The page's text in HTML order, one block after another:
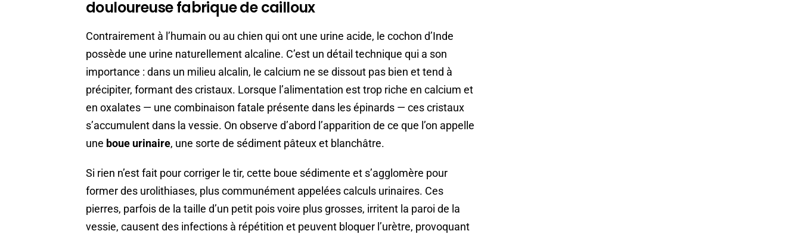
douloureuse fabrique de cailloux
Contrairement à l’humain ou au chien qui ont une urine acide, le cochon d’Inde
possède une urine naturellement alcaline. C’est un détail technique qui a son
importance : dans un milieu alcalin, le calcium ne se dissout pas bien et tend à
précipiter, formant des cristaux. Lorsque l’alimentation est trop riche en calcium et
en oxalates — une combinaison fatale présente dans les épinards — ces cristaux
s’accumulent dans la vessie. On observe d’abord l’apparition de ce que l’on appelle
une boue urinaire, une sorte de sédiment pâteux et blanchâtre.
Si rien n’est fait pour corriger le tir, cette boue sédimente et s’agglomère pour
former des urolithiases, plus communément appelées calculs urinaires. Ces
pierres, parfois de la taille d’un petit pois voire plus grosses, irritent la paroi de la
vessie, causent des infections à répétition et peuvent bloquer l’urètre, provoquant